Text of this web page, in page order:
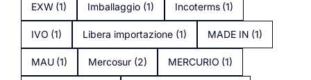
EXW (1) Imballaggio (1) Incoterms (1)
IVO (1) Libera importazione (1) MADE IN (1)
MAU (1) Mercosur (2) MERCURIO (1)